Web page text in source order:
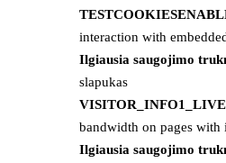
interaction with
Ilgiausia saugojimo
slapukas
VISITOR_INFO1_LIVE
bandwidth on pages with
Ilgiausia saugojimo